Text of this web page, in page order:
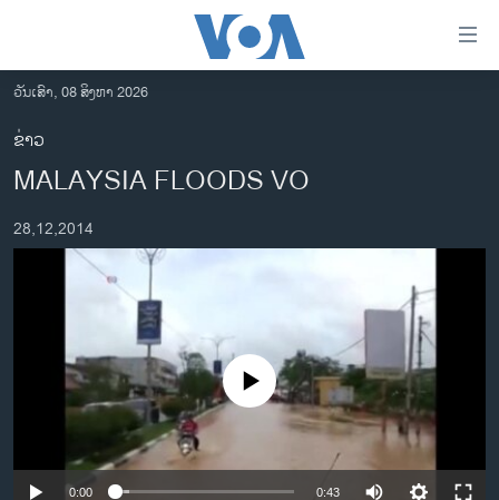
ເຂົ້າ
ຫາ
ຂ້າມ
ຂ້າມ
ໄປ
ອາເມຣິກາ
ການເລືອກຕັ້ງ ປະທານາທີບໍດີ ສະຫະລັດ 2024
ອິດສະຫຼະພາບດ້ານການຂ່າວ
ຊີວິດຊາວລາວ
ຊຸມຊົນຊາວລາວ
ວັນເສົາ, 08 ສິງຫາ 2026
ຂ່າວ
MALAYSIA FLOODS VO
28,12,2014
No media source currently available
0:00 0:43